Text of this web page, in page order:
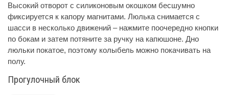
Высокий отворот с силиконовым окошком бесшумно
фиксируется к капору магнитами. Люлька снимается с
шасси в несколько движений – нажмите поочередно кнопки
по бокам и затем потяните за ручку на капюшоне. Дно
люльки покатое, поэтому колыбель можно покачивать на
полу.
Прогулочный блок